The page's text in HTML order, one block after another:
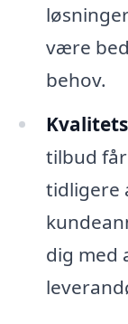
være
behov.
tilbud
tidligere
dig med